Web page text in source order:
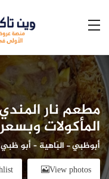
مطعم نار
المأكولات
أبوظبي-البَاهية – أبو ظبي
View photos